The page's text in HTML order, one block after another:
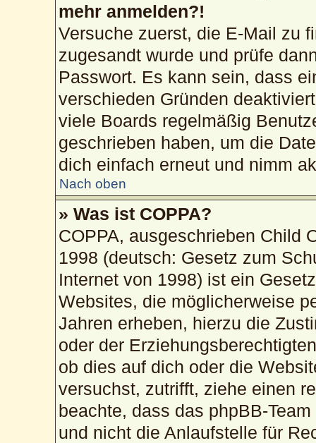
mehr anmelden?!
Versuche zuerst, die E-Mail zu
zugesandt wurde und prüfe
Passwort. Es kann sein, dass
verschieden Gründen
viele Boards regelmäßig
geschrieben haben, um die
dich einfach erneut und nimm
Nach oben
» Was ist COPPA?
COPPA, ausgeschrieben Child
1998 (deutsch: Gesetz zum
Internet von 1998) ist ein
Websites, die möglicherweise
Jahren erheben, hierzu die
oder der
ob dies auf dich oder die
versuchst, zutrifft, ziehe einen
beachte, dass das phpBB-
und nicht die Anlaufstelle für